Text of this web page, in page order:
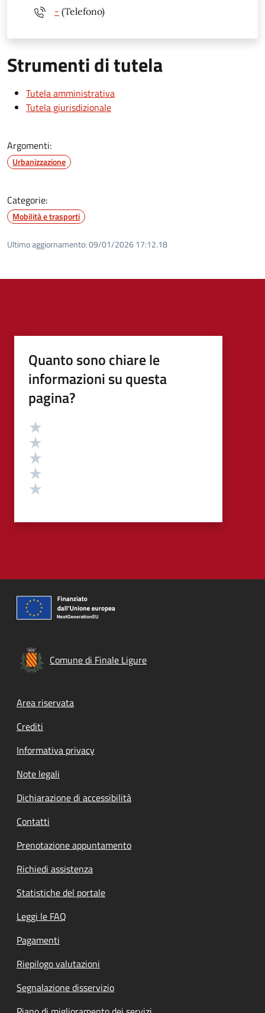
- (Telefono)
Strumenti di tutela
Tutela amministrativa
Tutela giurisdizionale
Argomenti:
Urbanizzazione
Categorie:
Mobilità e trasporti
Ultimo aggiornamento:09/01/2026 17:12.18
Quanto sono chiare le
informazioni su questa
pagina?
Valutazione
Comune di Finale Ligure
Footer menu
Area riservata
Crediti
Informativa privacy
Note legali
Dichiarazione di accessibilità
Contatti
Prenotazione appuntamento
Richiedi assistenza
Statistiche del portale
Leggi le FAQ
Pagamenti
Riepilogo valutazioni
Segnalazione disservizio